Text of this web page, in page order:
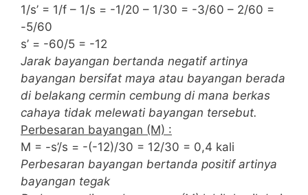
1/s’ = 1/f – 1/s = -1/20 – 1/30 = -3/60 – 2/60 =
-5/60
s’ = -60/5 = -12
Jarak bayangan bertanda negatif artinya
bayangan bersifat maya atau bayangan berada
di belakang cermin cembung di mana berkas
cahaya tidak melewati bayangan tersebut.
Perbesaran bayangan (M) :
M = -s’/s = -(-12)/30 = 12/30 = 0,4 kali
Perbesaran bayangan bertanda positif artinya
bayangan tegak